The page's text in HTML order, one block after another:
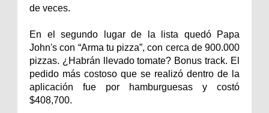
de veces.
En el segundo lugar de la lista quedó Papa
John's con “Arma tu pizza”, con cerca de 900.000
pizzas. ¿Habrán llevado tomate? Bonus track. El
pedido más costoso que se realizó dentro de la
aplicación fue por hamburguesas y costó
$408,700.